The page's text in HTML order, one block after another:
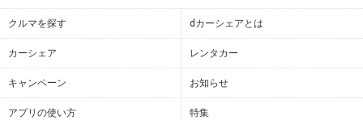
クルマを探す dカーシェアとは
カーシェア レンタカー
キャンペーン お知らせ
アプリの使い方 特集